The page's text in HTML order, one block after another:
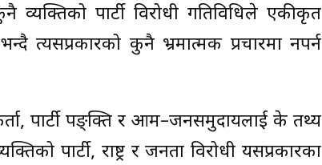
व्यक्तिको पार्टी विरोधी गतिविधिले एकीकृत
त्यसप्रकारको कुनै भ्रमात्मक प्रचारमा नपर्न
पार्टी पङ्क्ति र आम–जनसमुदायलाई के तथ्य
पार्टी, राष्ट्र र जनता विरोधी यसप्रकारका